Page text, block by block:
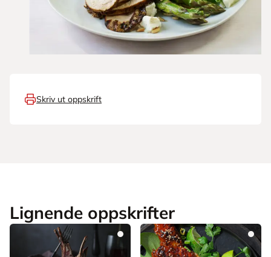
Skriv ut oppskrift
Lignende oppskrifter